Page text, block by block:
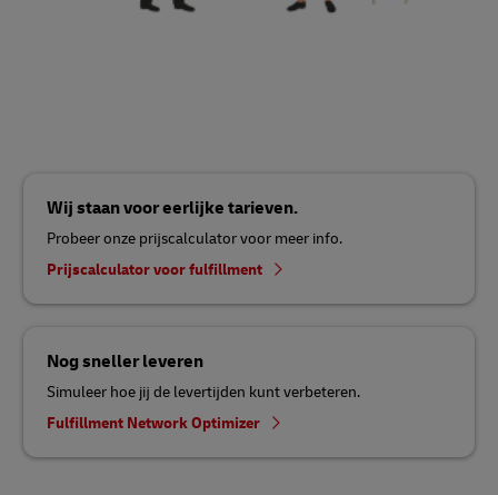
Wij staan voor eerlijke tarieven.
Probeer onze prijscalculator voor meer info.
Prijscalculator voor fulfillment
Nog sneller leveren
Simuleer hoe jij de levertijden kunt verbeteren.
Fulfillment Network Optimizer